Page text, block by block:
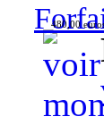
480,00